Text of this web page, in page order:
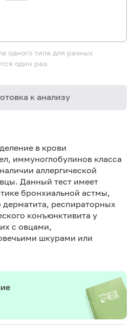
одного типа для разных
один раз.
к анализу
в крови
иммуноглобулинов класса
аллергической
Данный тест имеет
бронхиальной астмы,
дерматита, респираторных
конъюнктивита у
с овцами,
шкурами или